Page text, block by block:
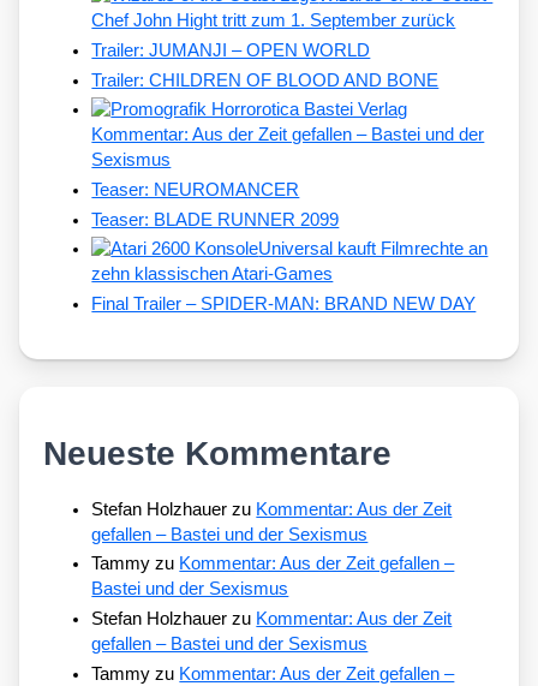
Chef John Hight tritt zum 1. September zurück
Trailer: JUMANJI – OPEN WORLD
Trailer: CHILDREN OF BLOOD AND BONE
Kommentar: Aus der Zeit gefallen – Bastei und der
Sexismus
Teaser: NEUROMANCER
Teaser: BLADE RUNNER 2099
Universal kauft Filmrechte an
zehn klassischen Atari-Games
Final Trailer – SPIDER-MAN: BRAND NEW DAY
Neueste Kommentare
Stefan Holzhauer zu Kommentar: Aus der Zeit
gefallen – Bastei und der Sexismus
Tammy zu Kommentar: Aus der Zeit gefallen –
Bastei und der Sexismus
Stefan Holzhauer zu Kommentar: Aus der Zeit
gefallen – Bastei und der Sexismus
Tammy zu Kommentar: Aus der Zeit gefallen –